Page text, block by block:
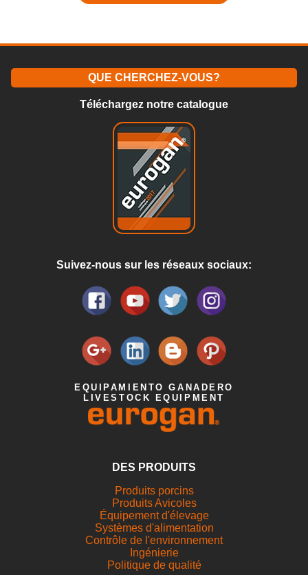
QUE CHERCHEZ-VOUS?
Téléchargez notre catalogue
Suivez-nous sur les réseaux sociaux:
EQUIPAMIENTO GANADERO
LIVESTOCK EQUIPMENT
DES PRODUITS
Produits porcins
Produits Avicoles
Équipement d'élevage
Systèmes d'alimentation
Contrôle de l'environnement
Ingénierie
Politique de qualité